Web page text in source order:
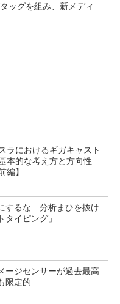
ッグを組み、新メディ
ラにおけるギガキャスト
本的な考え方と方向性
編】
するな 分析まひを抜け
イピング」
ージセンサーが過去最高
限定的